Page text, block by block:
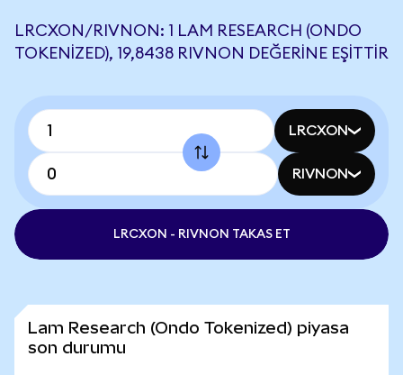
LRCXON/RIVNON: 1 LAM RESEARCH (ONDO
TOKENIZED), 19,8438 RIVNON DEĞERINE EŞITTIR
LRCXON
RIVNON
LRCXON - RIVNON TAKAS ET
Lam Research (Ondo Tokenized) piyasa
son durumu